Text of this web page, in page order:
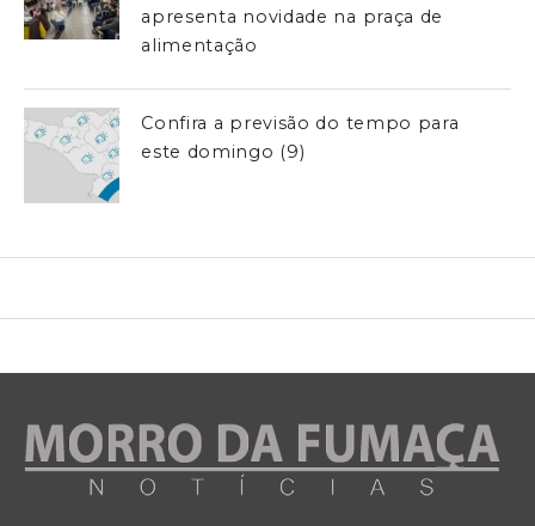
apresenta novidade na praça de
alimentação
Confira a previsão do tempo para
este domingo (9)